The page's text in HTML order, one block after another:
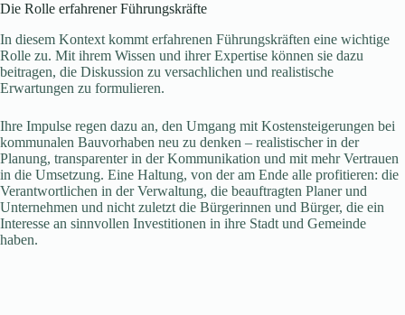
Die Rolle erfahrener Führungskräfte
In diesem Kontext kommt erfahrenen Führungskräften eine wichtige
Rolle zu. Mit ihrem Wissen und ihrer Expertise können sie dazu
beitragen, die Diskussion zu versachlichen und realistische
Erwartungen zu formulieren.
Ihre Impulse regen dazu an, den Umgang mit Kostensteigerungen bei
kommunalen Bauvorhaben neu zu denken – realistischer in der
Planung, transparenter in der Kommunikation und mit mehr Vertrauen
in die Umsetzung. Eine Haltung, von der am Ende alle profitieren: die
Verantwortlichen in der Verwaltung, die beauftragten Planer und
Unternehmen und nicht zuletzt die Bürgerinnen und Bürger, die ein
Interesse an sinnvollen Investitionen in ihre Stadt und Gemeinde
haben.